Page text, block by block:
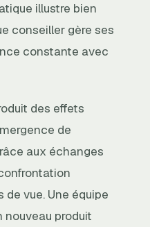
illustre bien
conseiller gère ses
constante avec
des effets
de
aux échanges
vue. Une équipe
nouveau produit